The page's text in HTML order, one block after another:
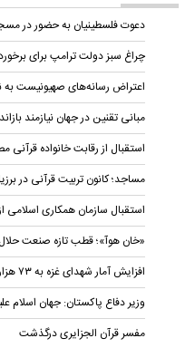
دعوت فلسطینیان به حضور در
چراغ سبز دولت ترامپ برای
اعتراض رسانه‌های صهیونیست
مبانی تقنین در جهان نیازمند
استقبال از رقابت خانواده قرآنی
مساجد؛ کانون تربیت قرآنی در
استقبال سازمان همکاری اسلامی
«خان هوآ»؛ قطب تازه صنعت
افزایش آمار شهدای غزه به ۷۳ هزار و ۳۸۴ نفر
وزیر دفاع پاکستان: جهان اسلام
مفسر قرآن الجزایری درگذشت